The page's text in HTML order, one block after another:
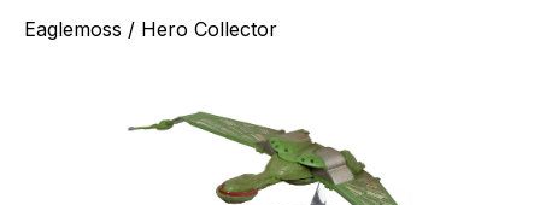
Eaglemoss / Hero Collector